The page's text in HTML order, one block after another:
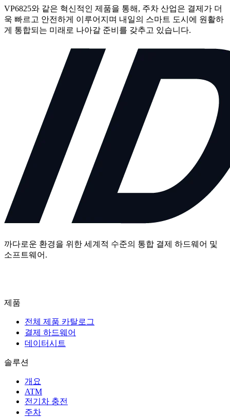
VP6825와 같은 혁신적인 제품을 통해, 주차 산업은 결제가 더
욱 빠르고 안전하게 이루어지며 내일의 스마트 도시에 원활하
게 통합되는 미래로 나아갈 준비를 갖추고 있습니다.
까다로운 환경을 위한 세계적 수준의 통합 결제 하드웨어 및
소프트웨어.
제품
전체 제품 카탈로그
결제 하드웨어
데이터시트
솔루션
개요
ATM
전기차 충전
주차